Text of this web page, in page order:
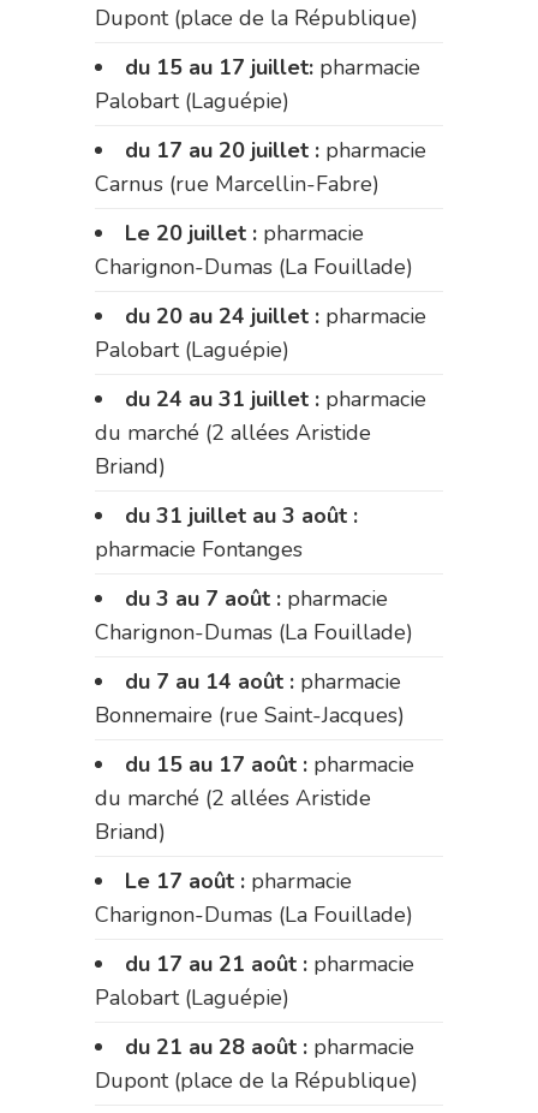
Dupont (place de la République)
du 15 au 17 juillet: pharmacie
Palobart (Laguépie)
du 17 au 20 juillet : pharmacie
Carnus (rue Marcellin-Fabre)
Le 20 juillet : pharmacie
Charignon-Dumas (La Fouillade)
du 20 au 24 juillet : pharmacie
Palobart (Laguépie)
du 24 au 31 juillet : pharmacie
du marché (2 allées Aristide
Briand)
du 31 juillet au 3 août :
pharmacie Fontanges
du 3 au 7 août : pharmacie
Charignon-Dumas (La Fouillade)
du 7 au 14 août : pharmacie
Bonnemaire (rue Saint-Jacques)
du 15 au 17 août : pharmacie
du marché (2 allées Aristide
Briand)
Le 17 août : pharmacie
Charignon-Dumas (La Fouillade)
du 17 au 21 août : pharmacie
Palobart (Laguépie)
du 21 au 28 août : pharmacie
Dupont (place de la République)